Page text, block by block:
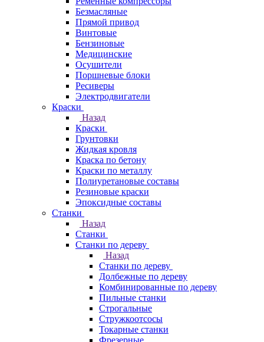
Безмасляные
Прямой привод
Винтовые
Бензиновые
Медицинские
Осушители
Поршневые блоки
Ресиверы
Электродвигатели
Краски
Назад
Краски
Грунтовки
Жидкая кровля
Краска по бетону
Краски по металлу
Полиуретановые составы
Резиновые краски
Эпоксидные составы
Станки
Назад
Станки
Станки по дереву
Назад
Станки по дереву
Долбежные по дереву
Комбинированные по дереву
Пильные станки
Строгальные
Стружкоотсосы
Токарные станки
Фрезерные